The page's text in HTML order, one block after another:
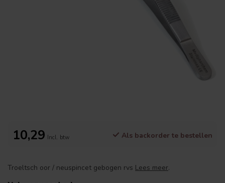
10,29 Incl. btw Als backorder te bestellen
Troeltsch oor / neuspincet gebogen rvs Lees meer.